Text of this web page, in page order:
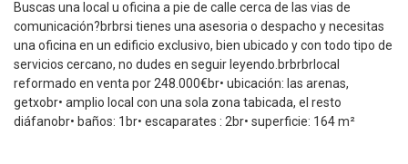
Buscas una local u oficina a pie de calle cerca de las vias de
comunicación?brbrsi tienes una asesoria o despacho y necesitas
una oficina en un edificio exclusivo, bien ubicado y con todo tipo de
servicios cercano, no dudes en seguir leyendo.brbrbrlocal
reformado en venta por 248.000€br• ubicación: las arenas,
getxobr• amplio local con una sola zona tabicada, el resto
diáfanobr• baños: 1br• escaparates : 2br• superficie: 164 m²